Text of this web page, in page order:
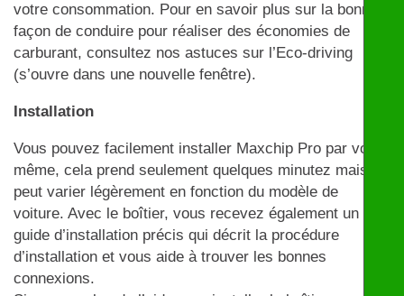
votre consommation. Pour en savoir plus sur la bonne
façon de conduire pour réaliser des économies de
carburant, consultez nos astuces sur l’Eco-driving
(s’ouvre dans une nouvelle fenêtre).
Installation
Vous pouvez facilement installer Maxchip Pro par vous-
même, cela prend seulement quelques minutez mais
peut varier légèrement en fonction du modèle de
voiture. Avec le boîtier, vous recevez également un
guide d’installation précis qui décrit la procédure
d’installation et vous aide à trouver les bonnes
connexions.